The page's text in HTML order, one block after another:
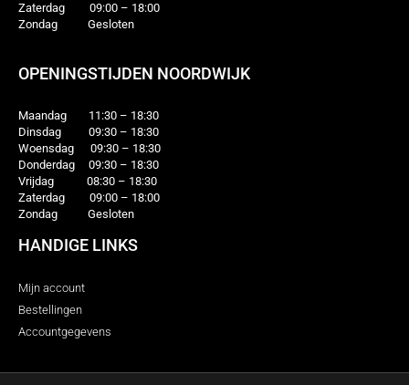
Zaterdag 09:00 – 18:00
Zondag Gesloten
OPENINGSTIJDEN NOORDWIJK
Maandag 11:30 – 18:30
Dinsdag 09:30 – 18:30
Woensdag 09:30 – 18:30
Donderdag 09:30 – 18:30
Vrijdag 08:30 – 18:30
Zaterdag 09:00 – 18:00
Zondag Gesloten
HANDIGE LINKS
Mijn account
Bestellingen
Accountgegevens